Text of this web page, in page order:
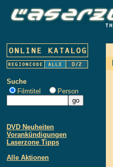
Suche
Filmtitel
Person
DVD Neuheiten
Vorankündigungen
Laserzone Tipps
Alle Aktionen